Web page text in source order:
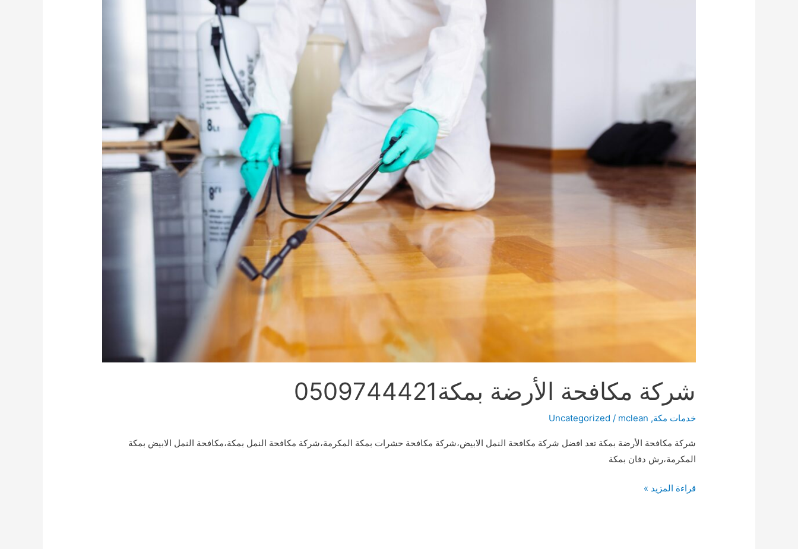
شركة مكافحة الأرضة بمكة0509744421
خدمات مكة,
Uncategorized / mclean
شركة مكافحة الأرضة بمكة تعد افضل شركة مكافحة النمل الابيض،شركة مكافحة حشرات بمكة المكرمة،شركة مكافحة النمل بمكة،مكافحة النمل الابيض بمكة
المكرمة،رش دفان بمكة
شركة
قراءة المزيد »